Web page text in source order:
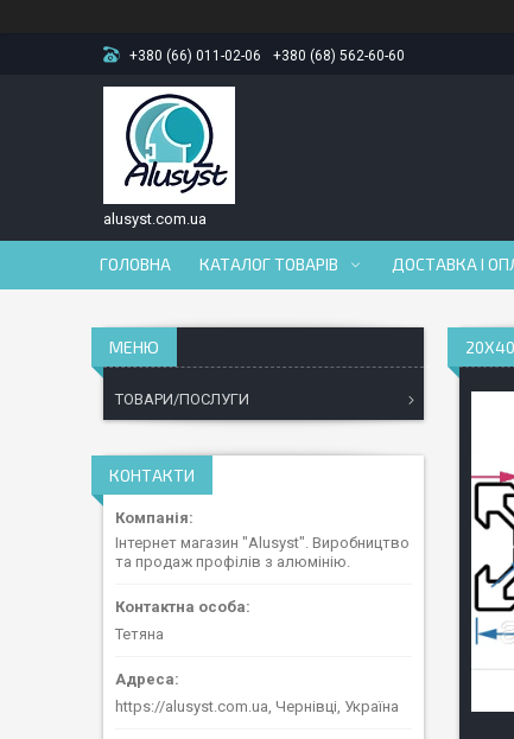
+380 (66) 011-02-06 +380 (68) 562-60-60
alusyst.com.ua
ГОЛОВНА КАТАЛОГ ТОВАРІВ ДОСТАВКА І
ТОВАРИ/ПОСЛУГИ
КОНТАКТИ
Інтернет магазин "Alusyst". Виробництво
та продаж профілів з алюмінію.
Тетяна
https://alusyst.com.ua, Чернівці, Україна